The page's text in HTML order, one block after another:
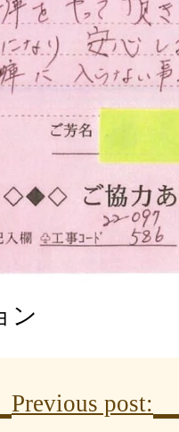
ン
Previous post: